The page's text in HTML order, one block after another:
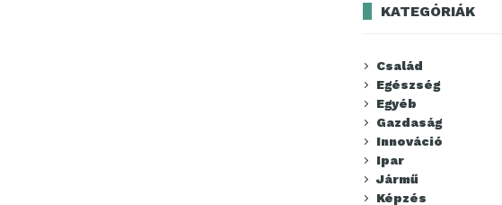
KATEGÓRIÁK
Család
Egészség
Egyéb
Gazdaság
Innováció
Ipar
Jármű
Képzés